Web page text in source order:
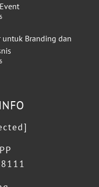
untuk Branding dan